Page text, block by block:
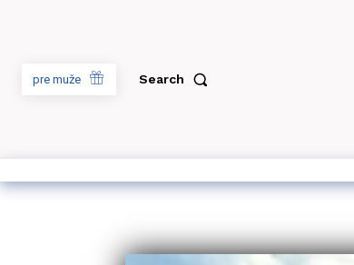
pre muže Search